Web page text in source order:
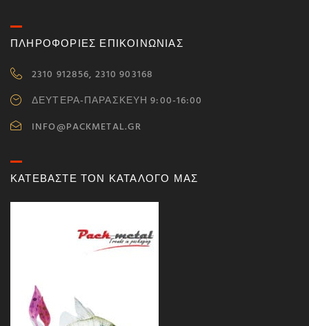
ΠΛΗΡΟΦΟΡΙΕΣ ΕΠΙΚΟΙΝΩΝΙΑΣ
2310 912856, 2310 903168
ΔΕΥΤΕΡΑ-ΠΑΡΑΣΚΕΥΗ 9:00-16:00
INFO@PACKMETAL.GR
ΚΑΤΕΒΑΣΤΕ ΤΟΝ ΚΑΤΑΛΟΓΟ ΜΑΣ